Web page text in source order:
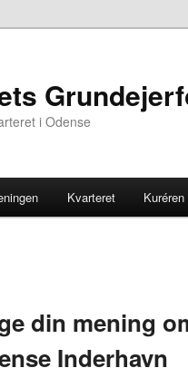
i Odense
Kvarteret
din mening
Inderhavn